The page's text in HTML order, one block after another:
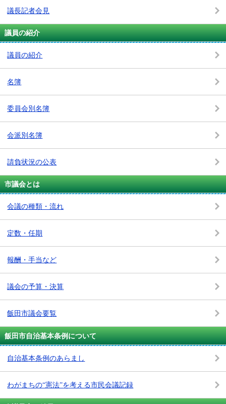
議長記者会見
議員の紹介
議員の紹介
名簿
委員会別名簿
会派別名簿
請負状況の公表
市議会とは
会議の種類・流れ
定数・任期
報酬・手当など
議会の予算・決算
飯田市議会要覧
飯田市自治基本条例について
自治基本条例のあらまし
わがまちの“憲法”を考える市民会議記録